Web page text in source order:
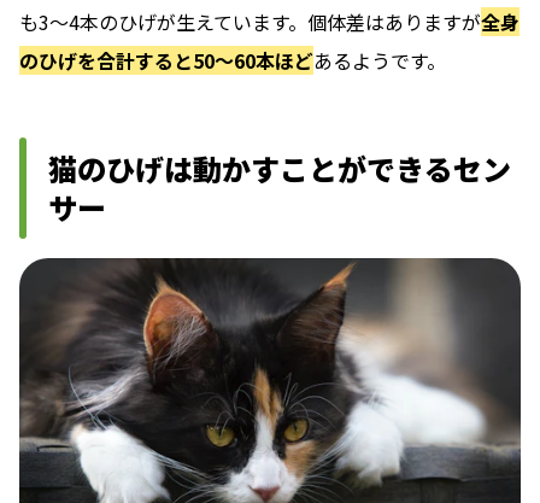
も3〜4本のひげが生えています。個体差はありますが全身
のひげを合計すると50〜60本ほどあるようです。
猫のひげは動かすことができるセン
サー